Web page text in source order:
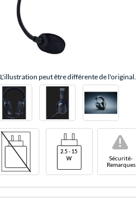
L'illustration peut être différente de l'original.
Sécurité-
Remarques
!